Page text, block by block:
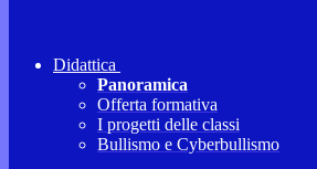
Didattica
Panoramica
Offerta formativa
I progetti delle classi
Bullismo e Cyberbullismo